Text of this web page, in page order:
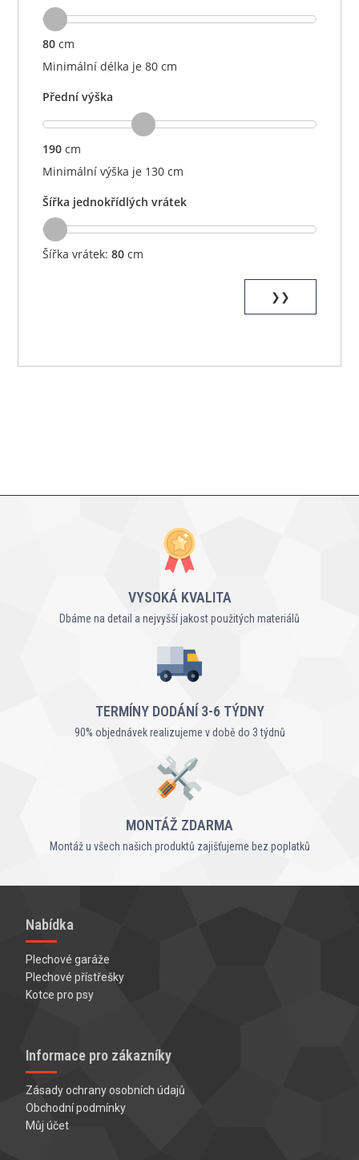
80 cm
Minimální délka je 80 cm
Přední výška
190 cm
Minimální výška je 130 cm
Šířka jednokřídlých vrátek
Šířka vrátek:80 cm
❯❯
VYSOKÁ KVALITA
Dbáme na detail a nejvyšší jakost použitých materiálů
TERMÍNY DODÁNÍ 3-6 TÝDNY
90% objednávek realizujeme v době do 3 týdnů
MONTÁŽ ZDARMA
Montáž u všech našich produktů zajišťujeme bez poplatků
Nabídka
Plechové garáže
Plechové přístřešky
Kotce pro psy
Informace pro zákazníky
Zásady ochrany osobních údajů
Obchodní podmínky
Můj účet